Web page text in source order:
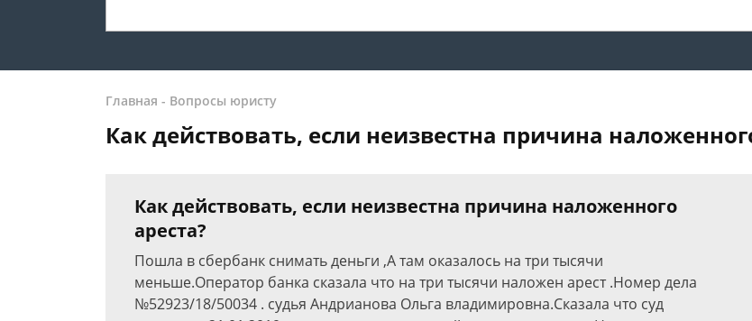
Главная - Вопросы юристу
Как действовать, если неизвестна причина
Как действовать, если неизвестна причина наложенного
ареста?
Пошла в сбербанк снимать деньги ,А там оказалось на три тысячи
меньше.Оператор банка сказала что на три тысячи наложен арест .Номер дела
№52923/18/50034 . судья Андрианова Ольга владимировна.Сказала что суд